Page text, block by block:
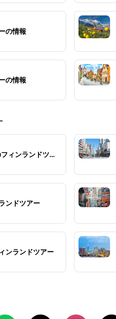
の情報
の情報
ィンランドツア
ンドツアー
ンランドツアー